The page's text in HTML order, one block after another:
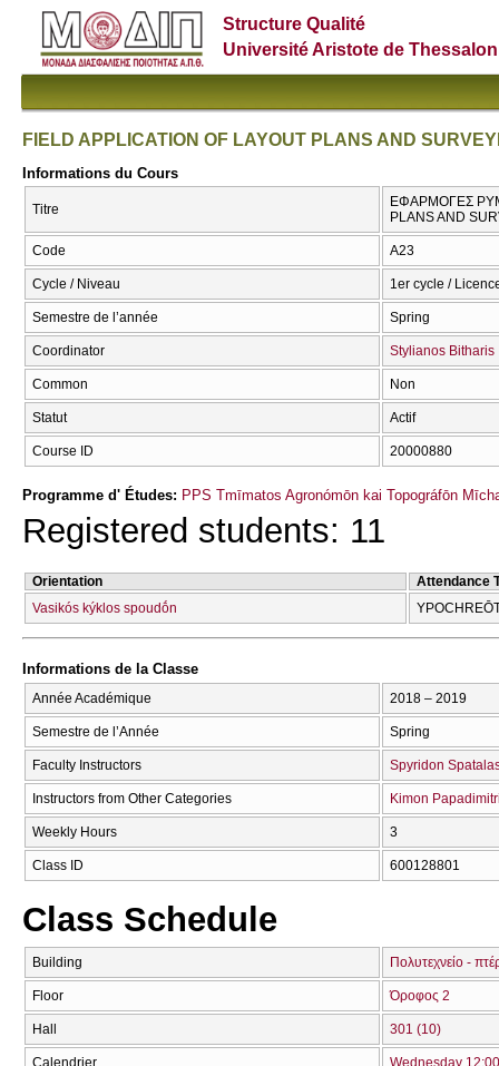
Structure Qualité
Université Aristote de
FIELD APPLICATION OF LAYOUT PLANS AND
Informations du Cours
Titre
ΕΦΑΡΜΟΓΕΣ
PLANS AND
Code Α23
Cycle / Niveau 1er cycle /
Semestre de l’année Spring
Coordinator Stylianos Bitharis
Common Non
Statut Actif
Course ID 20000880
Programme d' Études: PPS Tmīmatos Agronómōn kai Topográfōn
Registered students: 11
Orientation
Attendance
Vasikós kýklos spoudṓn
Informations de la Classe
Année Académique 2018 – 2019
Semestre de l’Année Spring
Faculty Instructors Spyridon
Instructors from Other Categories Kimon
Weekly Hours 3
Class ID 600128801
Class Schedule
Building Πολυτεχνείο -
Floor Όροφος 2
Hall 301 (10)
Calendrier Wednesday